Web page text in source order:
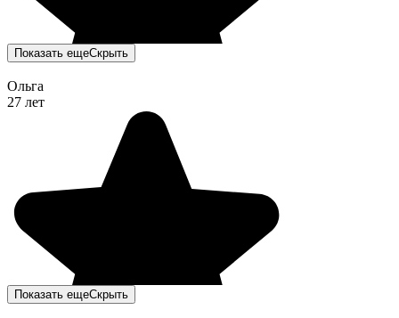
Показать ещеСкрыть
Ольга
27 лет
Показать ещеСкрыть